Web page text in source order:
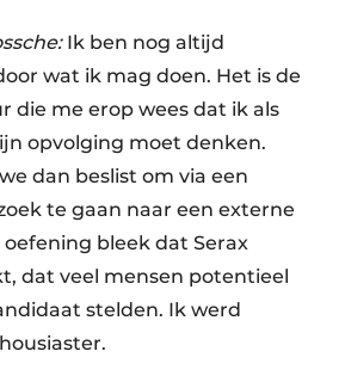
Ik ben nog altijd
wat ik mag doen. Het is de
die me erop wees dat ik als
opvolging moet denken.
dan beslist om via een
te gaan naar een externe
oefening bleek dat Serax
dat veel mensen poten­tieel
stelden. Ik werd